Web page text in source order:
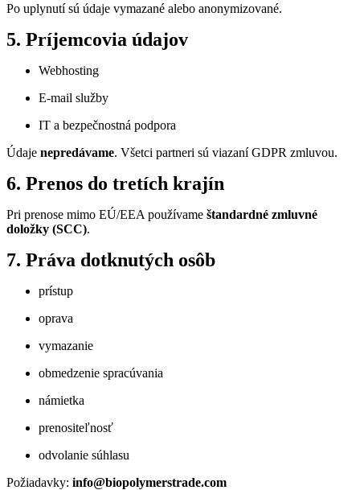
Po uplynutí sú údaje vymazané alebo anonymizované.
5. Príjemcovia údajov
Webhosting
E-mail služby
IT a bezpečnostná podpora
Údaje nepredávame. Všetci partneri sú viazaní GDPR zmluvou.
6. Prenos do tretích krajín
Pri prenose mimo EÚ/EEA používame štandardné zmluvné
doložky (SCC).
7. Práva dotknutých osôb
prístup
oprava
vymazanie
obmedzenie spracúvania
námietka
prenositeľnosť
odvolanie súhlasu
Požiadavky: info@biopolymerstrade.com